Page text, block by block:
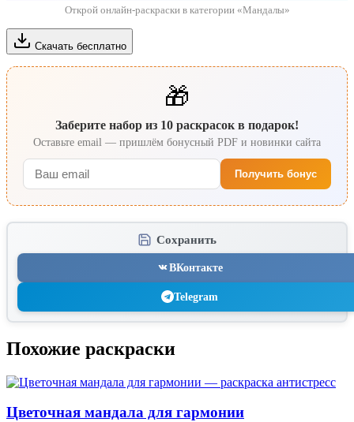
Открой онлайн-раскраски в категории «Мандалы»
Скачать бесплатно
🎁
Заберите набор из 10 раскрасок в подарок!
Оставьте email — пришлём бонусный PDF и новинки сайта
Получить бонус
Сохранить
ВКонтакте
Telegram
Похожие раскраски
Цветочная мандала для гармонии